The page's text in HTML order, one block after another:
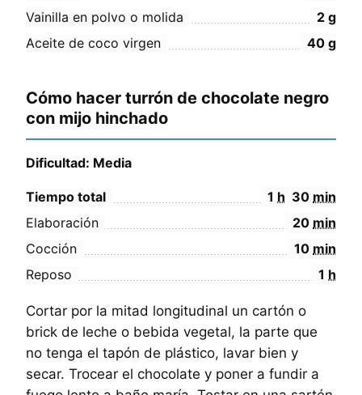
Vainilla en polvo o molida
2 g
Aceite de coco virgen
40 g
Cómo hacer turrón de chocolate negro
con mijo hinchado
Dificultad: Media
Tiempo total 1 h 30 min
Elaboración
20 min
Cocción
10 min
Reposo
1 h
Cortar por la mitad longitudinal un cartón o
brick de leche o bebida vegetal, la parte que
no tenga el tapón de plástico, lavar bien y
secar. Trocear el chocolate y poner a fundir a